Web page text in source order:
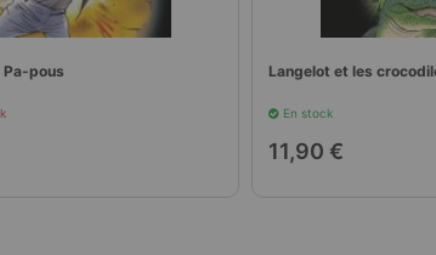
Pa-pous Langelot et les
En stock
11,90 €